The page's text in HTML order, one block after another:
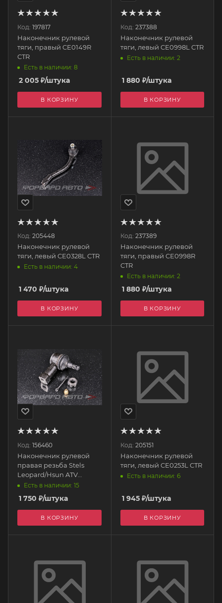
Код: 197817
Наконечник рулевой
тяги, правый CE0149R
CTR
Есть в наличии: 8
2 005 ₽/штука
В КОРЗИНУ
Код: 237388
Наконечник рулевой
тяги, левый CE0998L CTR
Есть в наличии: 2
1 880 ₽/штука
В КОРЗИНУ
Код: 205448
Наконечник рулевой
тяги, левый CE0328L CTR
Есть в наличии: 4
1 470 ₽/штука
В КОРЗИНУ
Код: 237389
Наконечник рулевой
тяги, правый CE0998R
CTR
Есть в наличии: 2
1 880 ₽/штука
В КОРЗИНУ
Код: 156460
Наконечник рулевой
правая резьба Stels
Leopard/Hsun ATV
500/700, Hisun LU021932
Есть в наличии: 15
1 750 ₽/штука
В КОРЗИНУ
Код: 205151
Наконечник рулевой
тяги, левый CE0253L CTR
Есть в наличии: 6
1 945₽/штука
В КОРЗИНУ